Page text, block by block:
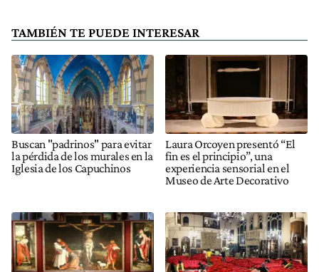
TAMBIÉN TE PUEDE INTERESAR
Buscan "padrinos" para evitar
la pérdida de los murales en la
Iglesia de los Capuchinos
Laura Orcoyen presentó “El
fin es el principio”, una
experiencia sensorial en el
Museo de Arte Decorativo